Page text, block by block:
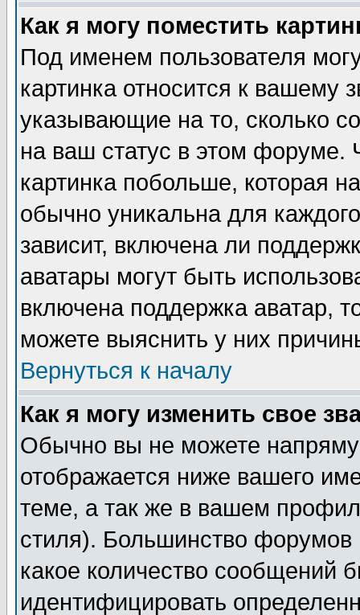
Как я могу поместить
Под именем пользователя
картинка относится к вашему
указывающие на то, сколько
на ваш статус в этом форуме.
картинка побольше, которая
обычно уникальна для
зависит, включена ли
аватары могут быть
включена поддержка аватар,
можете выяснить у них
Вернуться к началу
Как я могу изменить свое
Обычно вы не можете
отображается ниже вашего
теме, а так же в вашем
стиля). Большинство форумов
какое количество сообщений
идентифицировать